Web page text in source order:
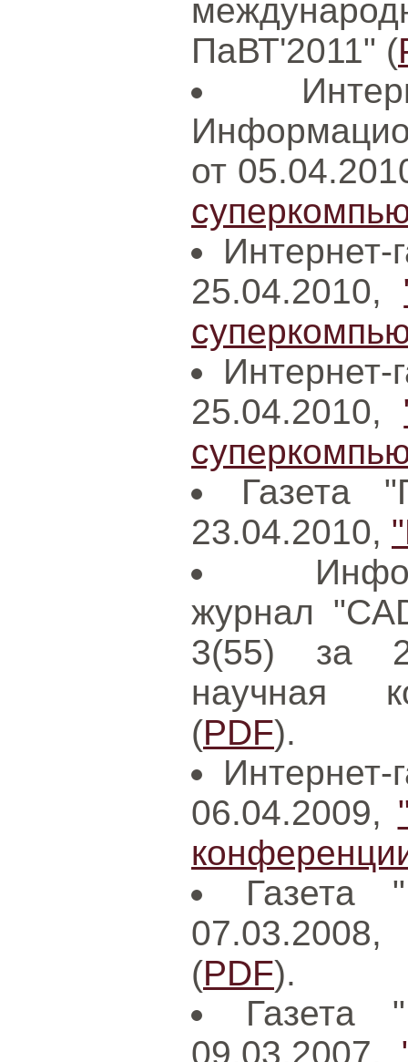
ПаВТ'2011" (
от
Интернет-
25.04.2010,
Интернет-
25.04.2010,
Газета
23.04.2010,
журнал
3(55) за
научная
(PDF).
Интернет-
06.04.2009,
Газета
07.03.2008,
(PDF).
Газета
09.03.2007,